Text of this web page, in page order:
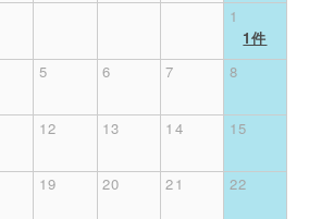
1
1件
5 6 7 8
12 13 14 15
19 20 21 22